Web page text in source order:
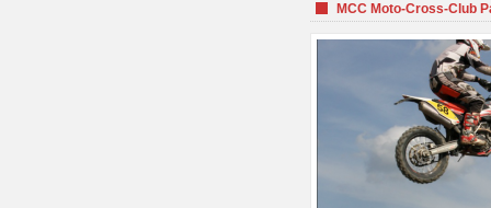
MCC Moto-Cross-Club